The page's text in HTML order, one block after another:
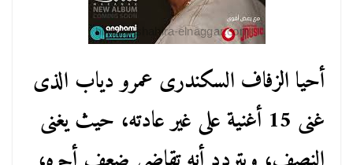
أحيا الزفاف السكندرى عمرو دياب الذى
غنى 15 أغنية على غير عادته، حيث يغنى